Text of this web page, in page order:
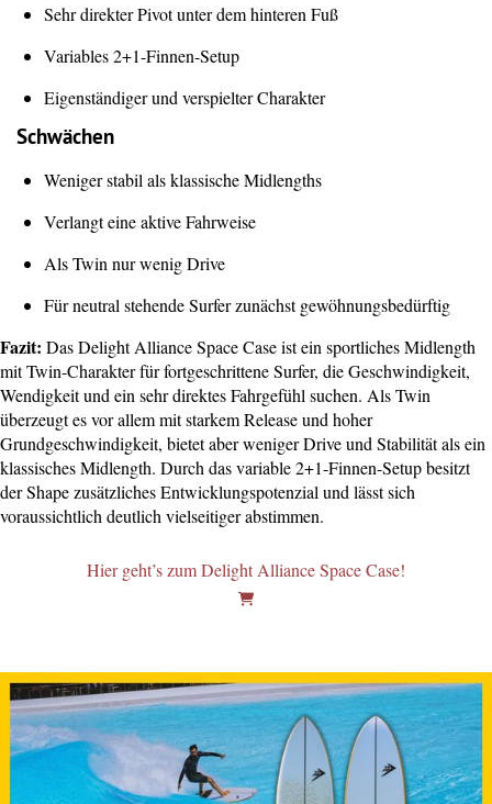
Sehr direkter Pivot unter dem hinteren Fuß
Variables 2+1-Finnen-Setup
Eigenständiger und verspielter Charakter
Schwächen
Weniger stabil als klassische Midlengths
Verlangt eine aktive Fahrweise
Als Twin nur wenig Drive
Für neutral stehende Surfer zunächst gewöhnungsbedürftig
Fazit: Das Delight Alliance Space Case ist ein sportliches Midlength
mit Twin-Charakter für fortgeschrittene Surfer, die Geschwindigkeit,
Wendigkeit und ein sehr direktes Fahrgefühl suchen. Als Twin
überzeugt es vor allem mit starkem Release und hoher
Grundgeschwindigkeit, bietet aber weniger Drive und Stabilität als ein
klassisches Midlength. Durch das variable 2+1-Finnen-Setup besitzt
der Shape zusätzliches Entwicklungspotenzial und lässt sich
voraussichtlich deutlich vielseitiger abstimmen.
Hier geht’s zum Delight Alliance Space Case!